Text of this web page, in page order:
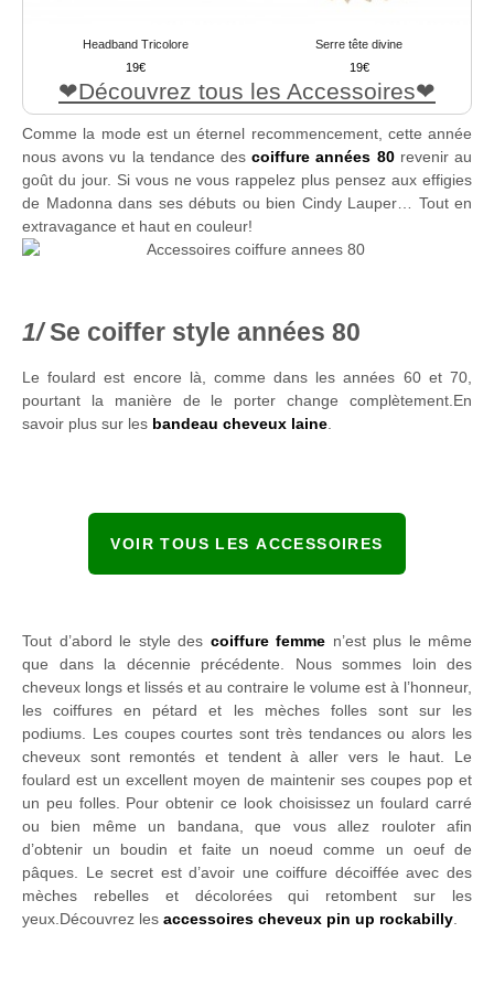
Headband Tricolore
19
Serre tête divine
19
Découvrez tous les Accessoires
Comme la mode est un éternel recommencement, cette année
nous avons vu la tendance descoiffure années 80revenir au
goût du jour. Si vous ne vous rappelez plus pensez aux effigies
de Madonna dans ses débuts ou bien Cindy Lauper… Tout en
extravagance et haut en couleur!
Se coiffer style années 80
Le foulard est encore là, comme dans les années 60 et 70,
pourtant la manière de le porter change complètement.En
savoir plus sur les bandeau cheveux laine
VOIR TOUS LES ACCESSOIRES
Tout d’abord le style des coiffure femme n’est plus le même
que dans la décennie précédente. Nous sommes loin des
cheveux longs et lissés et au contraire le volume est à l’honneur,
les coiffures en pétard et les mèches folles sont sur les
podiums. Les coupes courtes sont très tendances ou alors les
cheveux sont remontés et tendent à aller vers le haut. Le
foulard est un excellent moyen de maintenir ses coupes pop et
un peu folles. Pour obtenir ce look choisissez un foulard carré
ou bien même un bandana, que vous allez rouloter afin
d’obtenir un boudin et faite un noeud comme un oeuf de
pâques. Le secret est d’avoir une coiffure décoiffée avec des
mèches rebelles et décolorées qui retombent sur les
yeux.Découvrez les accessoires cheveux pin up rockabilly